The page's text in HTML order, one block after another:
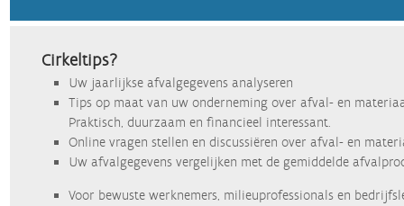
Cirkeltips?
Uw jaarlijkse afvalgegevens analyseren
Tips op maat van uw onderneming over afval- en
Praktisch, duurzaam en financieel interessant.
Online vragen stellen en discussiëren over afval- en
Uw afvalgegevens vergelijken met de gemiddelde
Voor bewuste werknemers, milieuprofessionals en